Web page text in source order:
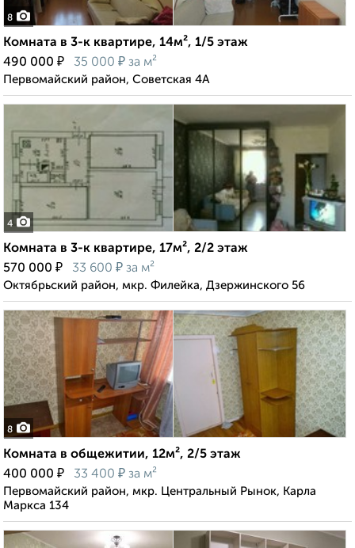
8
Комната в 3-к квартире, 14м², 1/5 этаж
490 000 ₽ 35 000 ₽ за м²
Первомайский район, Советская 4А
4
Комната в 3-к квартире, 17м², 2/2 этаж
570 000 ₽ 33 600 ₽ за м²
Октябрьский район, мкр. Филейка, Дзержинского 56
8
Комната в общежитии, 12м², 2/5 этаж
400 000 ₽ 33 400 ₽ за м²
Первомайский район, мкр. Центральный Рынок, Карла
Маркса 134